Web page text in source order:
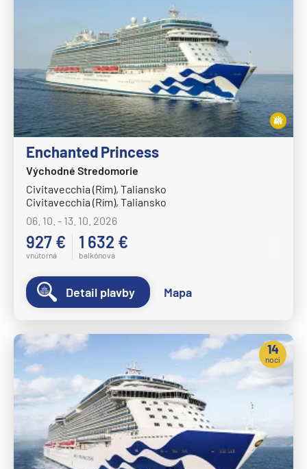
Enchanted Princess
Východné Stredomorie
Civitavecchia (Rím), Taliansko
Civitavecchia (Rím), Taliansko
06. 10. - 13. 10. 2026
927 €
vnútorná
1 632 €
balkónová
Detail plavby Mapa
14
nocí